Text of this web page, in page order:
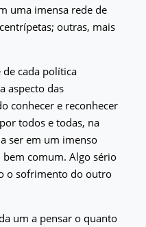
uma imensa rede de
outras, mais
cada política
aspecto das
conhecer e reconhecer
todos e todas, na
ser em um imenso
comum. Algo sério
o sofrimento do outro
um a pensar o quanto